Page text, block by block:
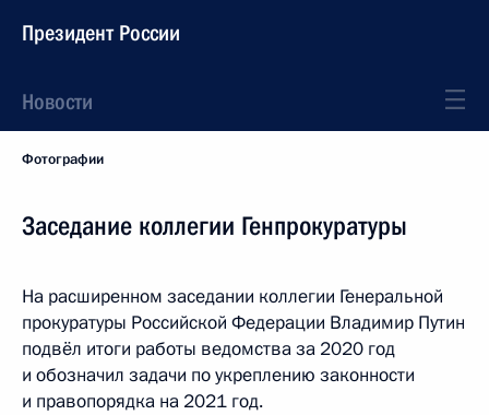
Президент России
Новости
Фотографии
Заседание коллегии Генпрокуратуры
На расширенном заседании коллегии Генеральной
прокуратуры Российской Федерации Владимир Путин
подвёл итоги работы ведомства за 2020 год
и обозначил задачи по укреплению законности
и правопорядка на 2021 год.